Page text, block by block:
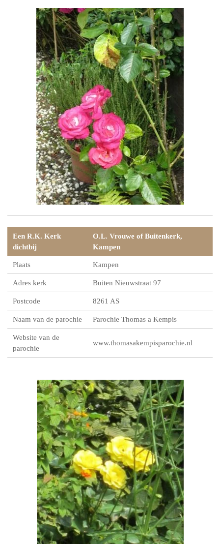
Een R.K. Kerk
dichtbij
O.L. Vrouwe of Buitenkerk,
Kampen
Plaats Kampen
Adres kerk Buiten Nieuwstraat 97
Postcode 8261 AS
Naam van de parochie Parochie Thomas a Kempis
Website van de
parochie
www.thomasakempisparochie.nl